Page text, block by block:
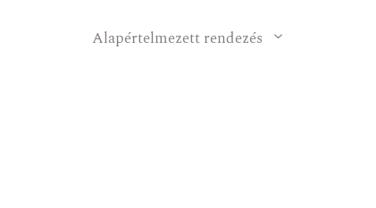
Alapértelmezett rendezés